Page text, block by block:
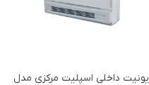
یونیت داخلی اسپلیت مرکزی مدل